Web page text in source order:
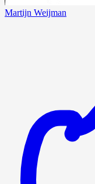
Martijn Weijman